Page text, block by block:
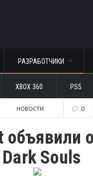
РАЗРАБОТЧИКИ
XBOX 360 PS5
НОВОСТИ 0
Souls